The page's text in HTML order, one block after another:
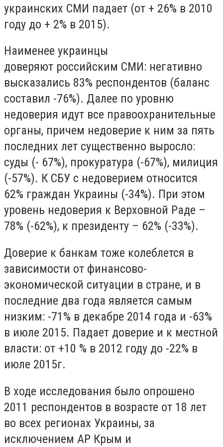
украинских СМИ падает (от + 26% в 2010
году до + 2% в 2015).
Наименее украинцы
доверяют российским СМИ: негативно
высказались 83% респондентов (баланс
составил -76%). Далее по уровню
недоверия идут все правоохранительные
органы, причем недоверие к ним за пять
последних лет существенно выросло:
суды (- 67%), прокуратура (-67%), милиция
(-57%). К СБУ с недоверием относится
62% граждан Украины (-34%). При этом
уровень недоверия к Верховной Раде –
78% (-62%), к президенту – 62% (-33%).
Доверие к банкам тоже колеблется в
зависимости от финансово-
экономической ситуации в стране, и в
последние два года является самым
низким: -71% в декабре 2014 года и -63%
в июле 2015. Падает доверие и к местной
власти: от +10 % в 2012 году до -22% в
июле 2015г.
В ходе исследования было опрошено
2011 респондентов в возрасте от 18 лет
во всех регионах Украины, за
исключением АР Крым и